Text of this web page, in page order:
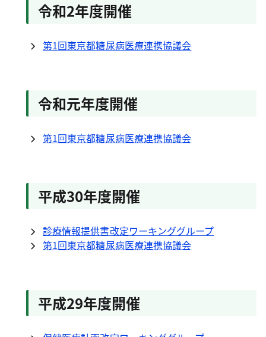
令和2年度開催
第1回東京都糖尿病医療連携協議会
令和元年度開催
第1回東京都糖尿病医療連携協議会
平成30年度開催
診療情報提供書改定ワーキンググループ
第1回東京都糖尿病医療連携協議会
平成29年度開催